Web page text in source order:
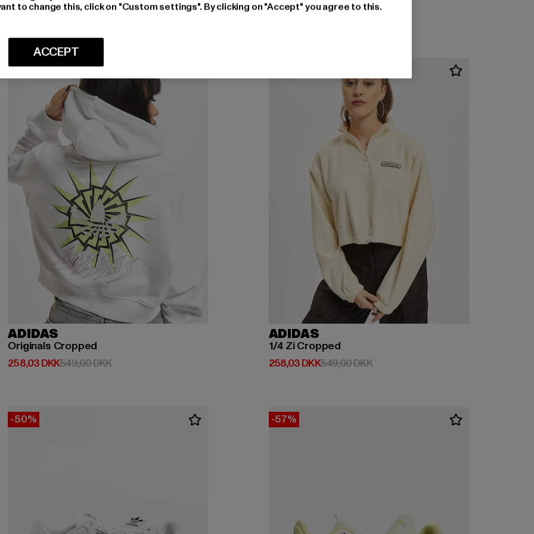
173,25 DKK
Nuværende pris: 173,25 DKK
315,00 DKKKampagnepris: 315,00 DKK
-53%
ADIDAS
Originals Cropped
258,03 DKK
Nuværende pris: 258,03 DKK
549,00 DKKKampagnepris: 549,00 DKK
ADIDAS
1/4 Zi Cropped
258,03 DKK
Nuværende pris: 258,03 DKK
549,00 DKKKampagnepris: 549,00 DKK
-50% -57%
to change this, click on "Custom settings". By clicking on "Accept" you agree to this.
ACCEPT